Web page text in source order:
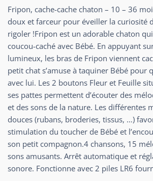
Fripon, cache-cache chaton – 10 – 36
doux et farceur pour éveiller la curiosité
rigoler !Fripon est un adorable chaton
coucou-caché avec Bébé. En appuyant
lumineux, les bras de Fripon viennent
petit chat s’amuse à taquiner Bébé pour
avec lui. Les 2 boutons Fleur et Feuille
ses pattes permettent d’écouter des
et des sons de la nature. Les différentes
douces (rubans, broderies, tissus, …)
stimulation du toucher de Bébé et
son petit compagnon.4 chansons, 15
sons amusants. Arrêt automatique et
sonore. Fonctionne avec 2 piles LR6